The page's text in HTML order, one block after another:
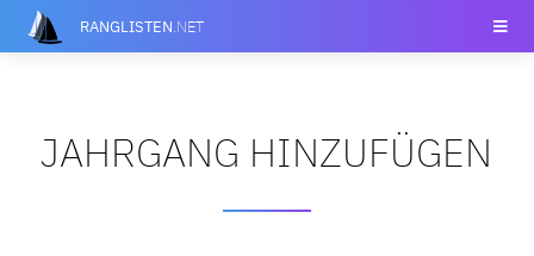
RANGLISTEN.NET
JAHRGANG HINZUFÜGEN